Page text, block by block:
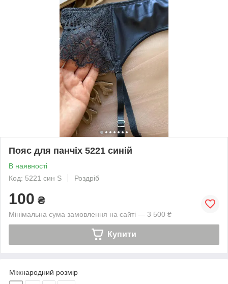
Пояс для панчіх 5221 синій
В наявності
Код: 5221 син S
Роздріб
100 ₴
Мінімальна сума замовлення на сайті — 3 500 ₴
Купити
Міжнародний розмір